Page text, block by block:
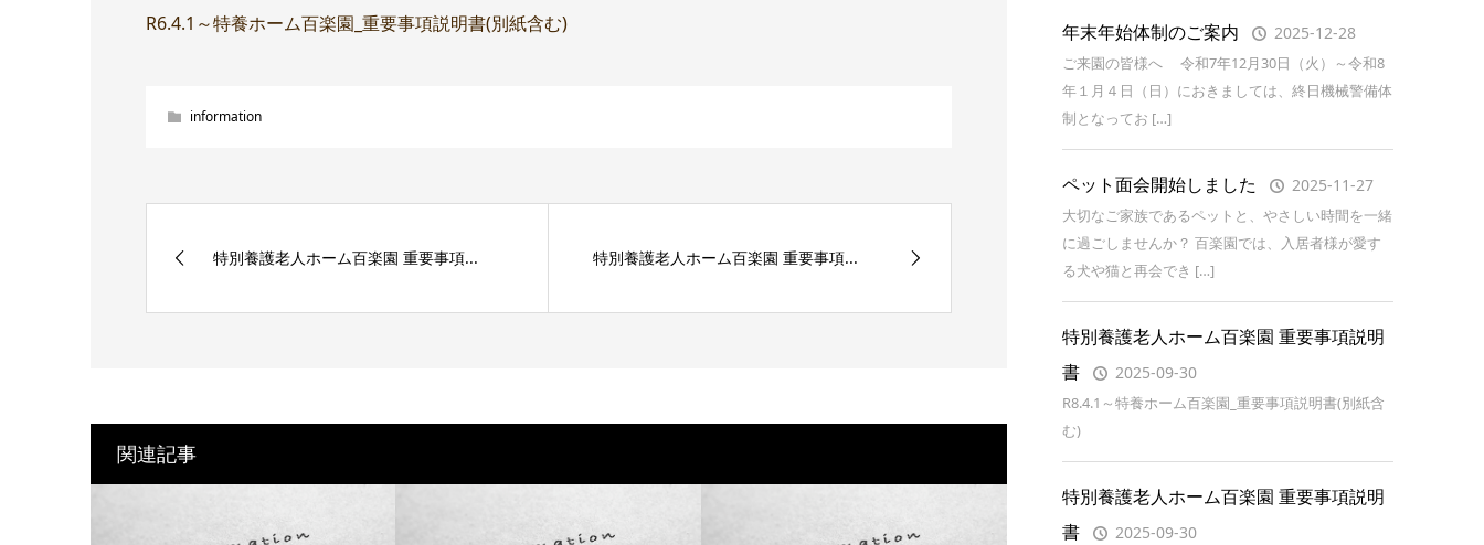
R6.4.1～特養ホーム百楽園_重要事項説明書(別紙含む)
information
特別養護老人ホーム百楽園 重要事項... 特別養護老人ホーム百楽園 重要事項...
関連記事
年末年始体制のご案内 2025-12-28
ご来園の皆様へ 令和7年12月30日（火）～令和8
年１月４日（日）におきましては、終日機械警備体
制となってお […]
ペット面会開始しました 2025-11-27
大切なご家族であるペットと、やさしい時間を一緒
に過ごしませんか？ 百楽園では、入居者様が愛す
る犬や猫と再会でき […]
特別養護老人ホーム百楽園 重要事項説明
書
2025-09-30
R8.4.1～特養ホーム百楽園_重要事項説明書(別紙含
む)
特別養護老人ホーム百楽園 重要事項説明
書
2025-09-30